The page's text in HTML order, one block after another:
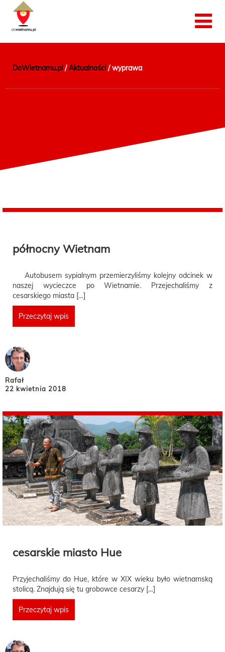
DoWietnamu.pl /Aktualności /wyprawa
północny Wietnam
Autobusem sypialnym przemierzyliśmy kolejny odcinek w
naszej wycieczce po Wietnamie. Przejechaliśmy z
cesarskiego miasta […]
Przeczytaj wpis
Rafał
22 kwietnia 2018
cesarskie miasto Hue
Przyjechaliśmy do Hue, które w XIX wieku było wietnamską
stolicą. Znajdują się tu grobowce cesarzy […]
Przeczytaj wpis